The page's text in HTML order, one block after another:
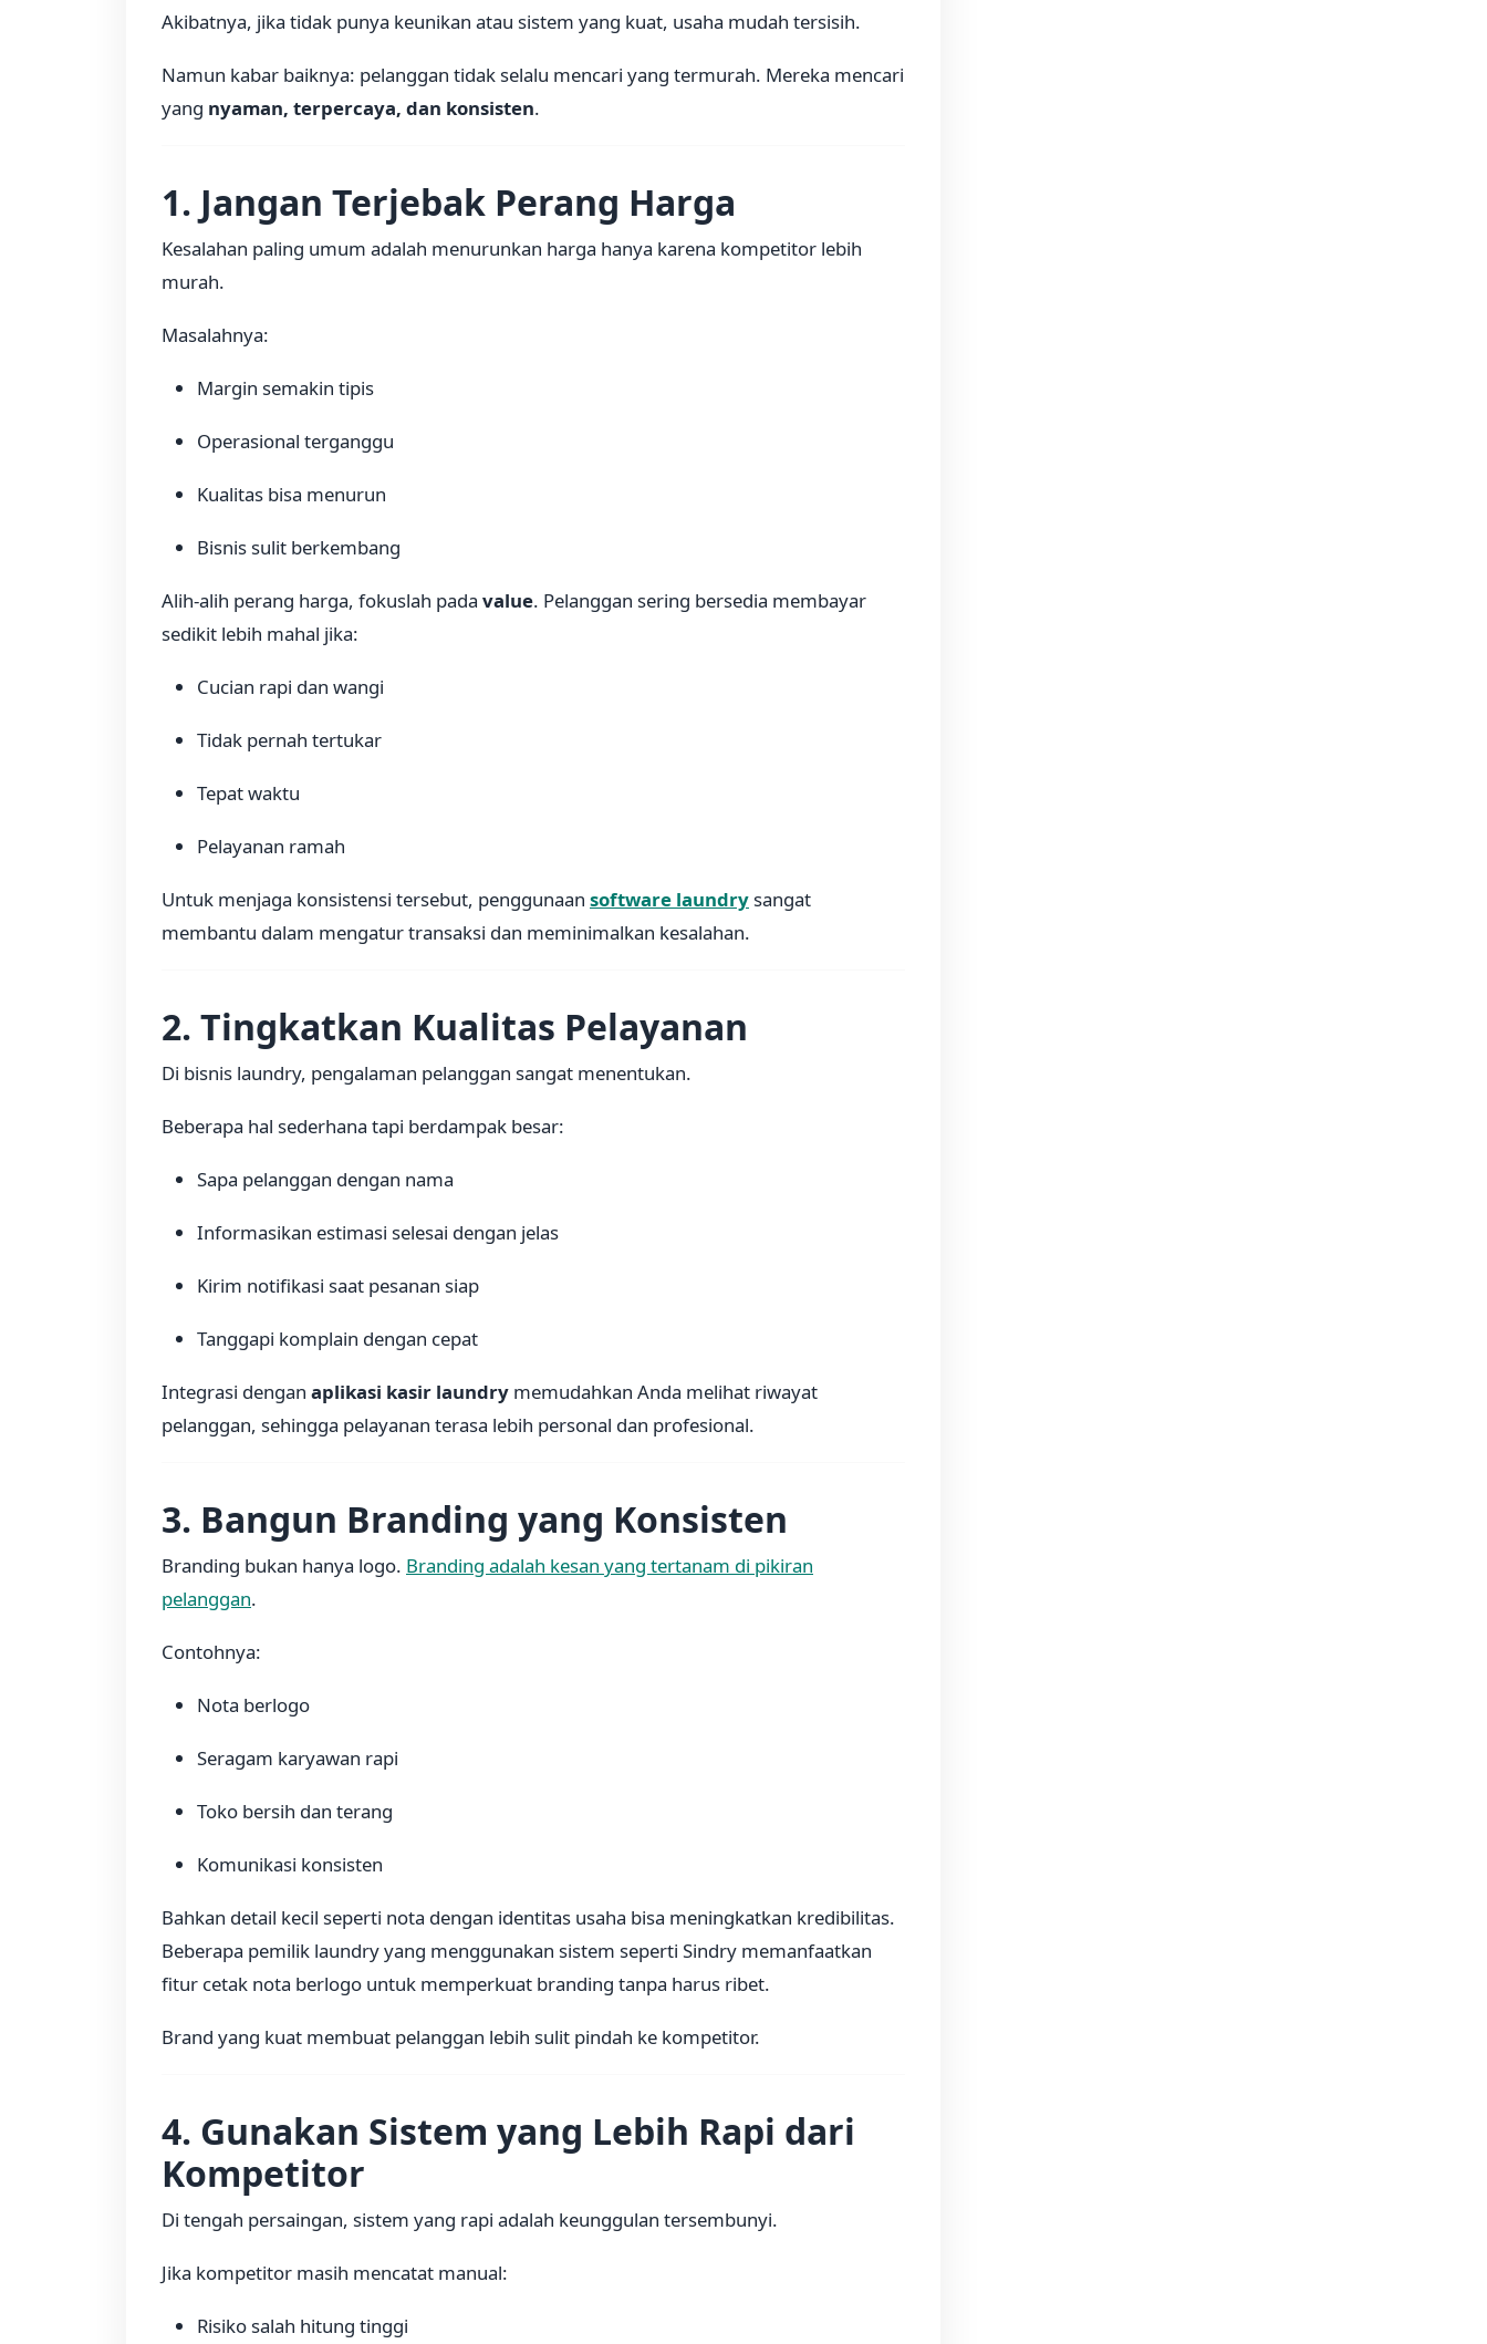
Akibatnya, jika tidak punya keunikan atau sistem yang kuat, usaha mudah tersisih.
Namun kabar baiknya: pelanggan tidak selalu mencari yang termurah. Mereka mencari
yang nyaman, terpercaya, dan konsisten.
1. Jangan Terjebak Perang Harga
Kesalahan paling umum adalah menurunkan harga hanya karena kompetitor lebih
murah.
Masalahnya:
Margin semakin tipis
Operasional terganggu
Kualitas bisa menurun
Bisnis sulit berkembang
Alih-alih perang harga, fokuslah pada value. Pelanggan sering bersedia membayar
sedikit lebih mahal jika:
Cucian rapi dan wangi
Tidak pernah tertukar
Tepat waktu
Pelayanan ramah
Untuk menjaga konsistensi tersebut, penggunaan software laundrysangat
membantu dalam mengatur transaksi dan meminimalkan kesalahan.
2. Tingkatkan Kualitas Pelayanan
Di bisnis laundry, pengalaman pelanggan sangat menentukan.
Beberapa hal sederhana tapi berdampak besar:
Sapa pelanggan dengan nama
Informasikan estimasi selesai dengan jelas
Kirim notifikasi saat pesanan siap
Tanggapi komplain dengan cepat
Integrasi dengan aplikasi kasir laundry memudahkan Anda melihat riwayat
pelanggan, sehingga pelayanan terasa lebih personal dan profesional.
3. Bangun Branding yang Konsisten
Branding bukan hanya logo. Branding adalah kesan yang tertanam di pikiran
pelanggan.
Contohnya:
Nota berlogo
Seragam karyawan rapi
Toko bersih dan terang
Komunikasi konsisten
Bahkan detail kecil seperti nota dengan identitas usaha bisa meningkatkan kredibilitas.
Beberapa pemilik laundry yang menggunakan sistem seperti Sindry memanfaatkan
fitur cetak nota berlogo untuk memperkuat branding tanpa harus ribet.
Brand yang kuat membuat pelanggan lebih sulit pindah ke kompetitor.
4. Gunakan Sistem yang Lebih Rapi dari
Kompetitor
Di tengah persaingan, sistem yang rapi adalah keunggulan tersembunyi.
Jika kompetitor masih mencatat manual:
Risiko salah hitung tinggi